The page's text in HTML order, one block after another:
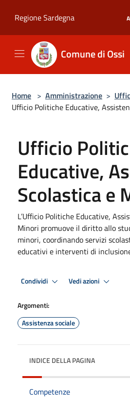
Regione Sardegna
Comune di Ossi
Home > Amministrazione >
Ufficio Politiche Educative,
Ufficio
Educative,
Scolastica e
L’Ufficio Politiche Educative,
Minori promuove il diritto allo
minori, coordinando servizi
educativi e interventi di
Condividi Vedi azioni
Argomenti:
Assistenza sociale
INDICE DELLA PAGINA
Competenze